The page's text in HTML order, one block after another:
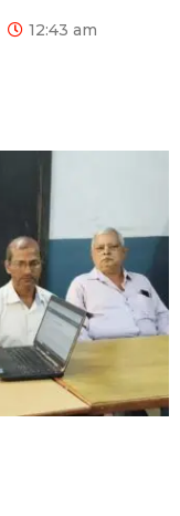
12:43 am